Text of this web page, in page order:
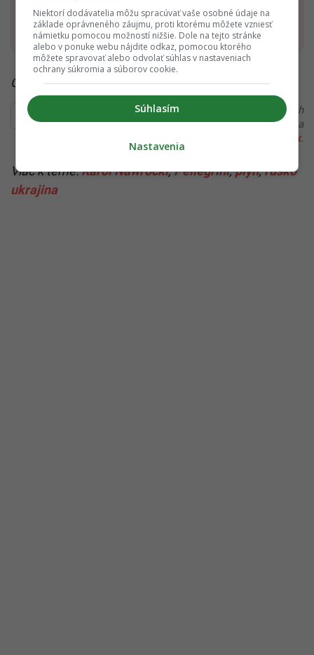
Pridať ako preferovaný zdroj
Startitup, odkaz sa otvorí v
Čítaj viac z kategórie:Ekonomika
Ďakujeme, že čítaš Startitup. V prípade, že máš postreh
alebo si našiel v článku chybu, napíš nám na
redakcia@startitup.sk.
Viac k téme:Karol Nawrocki,Pellegrini,plyn,rusko
ukrajina
Niektorí dodávatelia môžu spracúvať vaše osobné údaje na
základe oprávneného záujmu, proti ktorému môžete vzniesť
námietku pomocou možností nižšie. Dole na tejto stránke
alebo v ponuke webu nájdite odkaz, pomocou ktorého
môžete spravovať alebo odvolať súhlas v nastaveniach
ochrany súkromia a súborov cookie.
Súhlasím
Nastavenia